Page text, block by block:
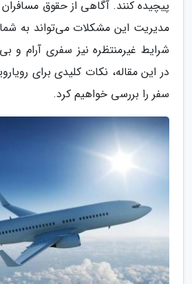
پیچیده کنند. آگاهی از حقوق
مدیریت این مشکلات می‌تواند به
شرایط غیرمنتظره نیز سفری آرام و
در این مقاله، نکات کلیدی برای
سفر را بررسی خواهیم کرد.